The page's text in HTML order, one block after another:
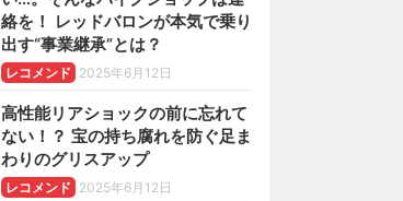
絡を！ レッドバロンが本気で乗り
出す“事業継承”とは？
レコメンド 2025年6月12日
高性能リアショックの前に忘れて
ない！？ 宝の持ち腐れを防ぐ足ま
わりのグリスアップ
レコメンド 2025年6月12日